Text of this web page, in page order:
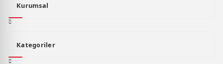
Kurumsal
Kategoriler